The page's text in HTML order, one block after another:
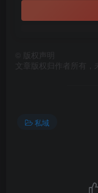
版权声明
文章版权归作者所有，
私域